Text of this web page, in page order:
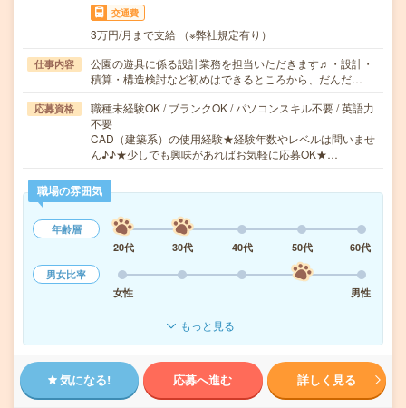
交通費
3万円/月まで支給 （※弊社規定有り）
仕事内容
公園の遊具に係る設計業務を担当いただきます♬・設計・
積算・構造検討など初めはできるところから、だんだ…
応募資格
職種未経験OK / ブランクOK / パソコンスキル不要 / 英語力
不要
CAD（建築系）の使用経験★経験年数やレベルは問いませ
ん♪♪★少しでも興味があればお気軽に応募OK★…
職場の雰囲気
年齢層
20代
30代 40代 50代
60代
男女比率
女性
男性
もっと見る
気になる! 応募へ進む 詳しく見る